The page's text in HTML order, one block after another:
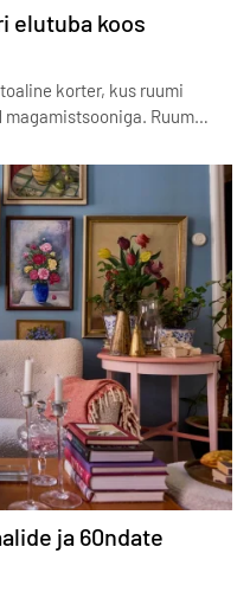
elutuba koos
korter, kus ruumi
magamistsooniga. Ruum…
ja 60ndate